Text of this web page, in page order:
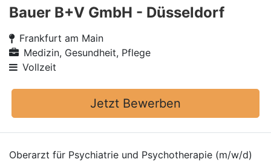
Bauer B+V GmbH - Düsseldorf
Frankfurt am Main
Medizin, Gesundheit, Pflege
Vollzeit
Jetzt Bewerben
Oberarzt für Psychiatrie und Psychotherapie (m/w/d)